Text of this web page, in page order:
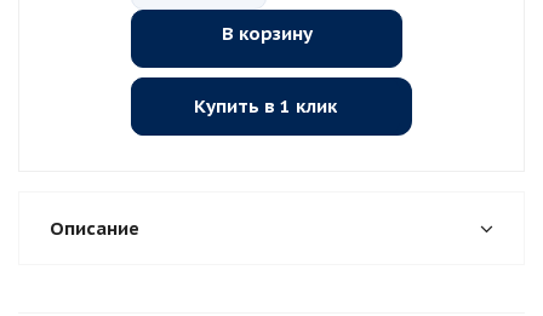
В корзину
Купить в 1 клик
Описание